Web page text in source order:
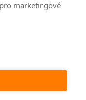
marketingové